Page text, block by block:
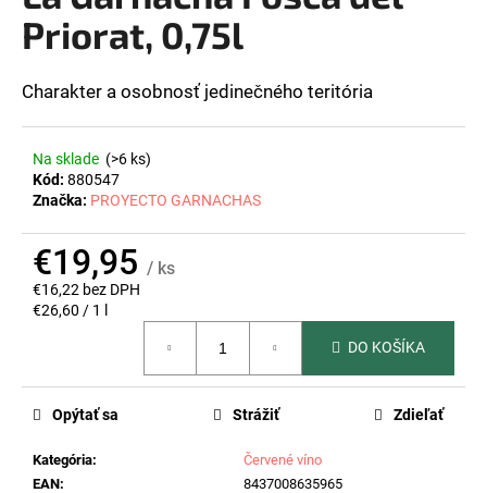
5
hviezdičiek.
Priorat, 0,75l
Charakter a osobnosť jedinečného teritória
Na sklade (>6 ks)
Kód: 880547
Značka: PROYECTO GARNACHAS
€19,95 / ks
€16,22 bez DPH
Jednotková
€26,60 / 1 l
DO KOŠÍKA
Kategória:
Červené víno
EAN: 8437008635965
Opýtať sa Strážiť Zdieľať
á
j
s
p
o
ú